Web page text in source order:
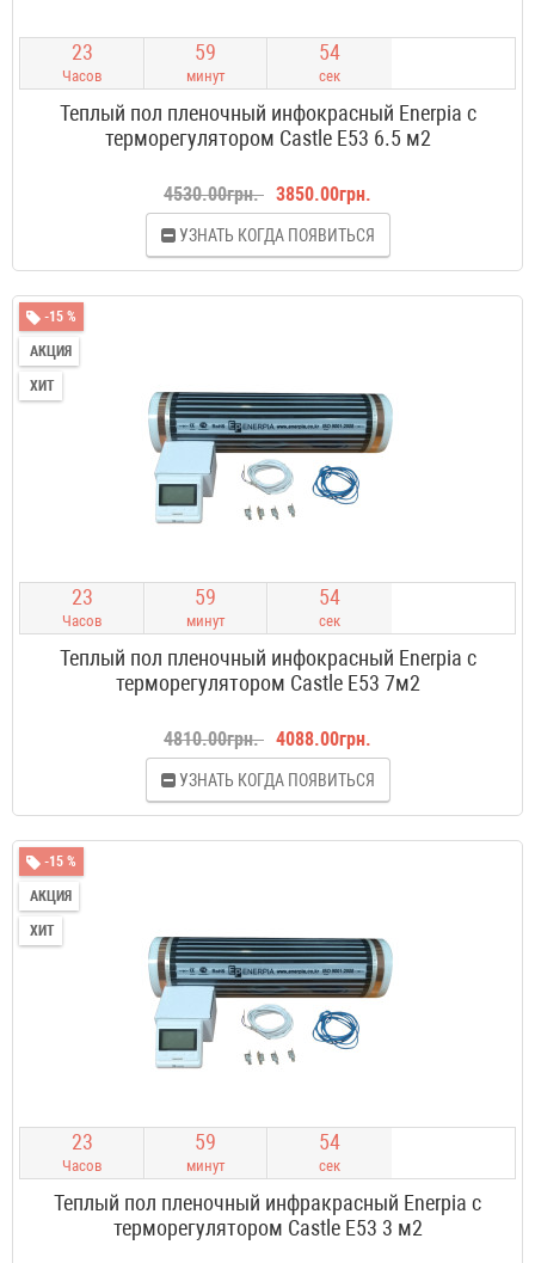
23
Часов
59
минут
53
сек
Теплый пол пленочный инфокрасный Enerpia с
терморегулятором Castle E53 6.5 м2
4530.00грн. 3850.00грн.
УЗНАТЬ КОГДА ПОЯВИТЬСЯ
-15 %
АКЦИЯ
ХИТ
23
Часов
59
минут
53
сек
Теплый пол пленочный инфокрасный Enerpia с
терморегулятором Castle E53 7м2
4810.00грн. 4088.00грн.
УЗНАТЬ КОГДА ПОЯВИТЬСЯ
-15 %
АКЦИЯ
ХИТ
23
Часов
59
минут
53
сек
Теплый пол пленочный инфракрасный Enerpia с
терморегулятором Castle E53 3 м2